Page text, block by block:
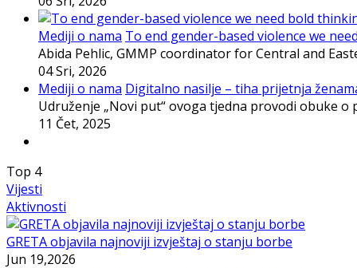
Mediji o nama To end gender-based violence we
Abida Pehlic, GMMP coordinator for Central and
04 Sri, 2026
Mediji o nama Digitalno nasilje – tiha prijetnja
Udruženje „Novi put“ ovoga tjedna provodi obuke
11 Čet, 2025
Top 4
Vijesti
Aktivnosti
GRETA objavila najnoviji izvještaj o stanju borbe
Jun 19,2026